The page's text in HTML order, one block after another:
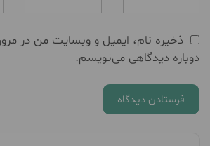
ذخیره نام، ایمیل و وبسایت من در
دوباره دیدگاهی می‌نویسم.